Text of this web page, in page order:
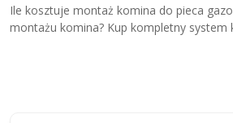
Ile kosztuje montaż komina do pieca
montażu komina? Kup kompletny system